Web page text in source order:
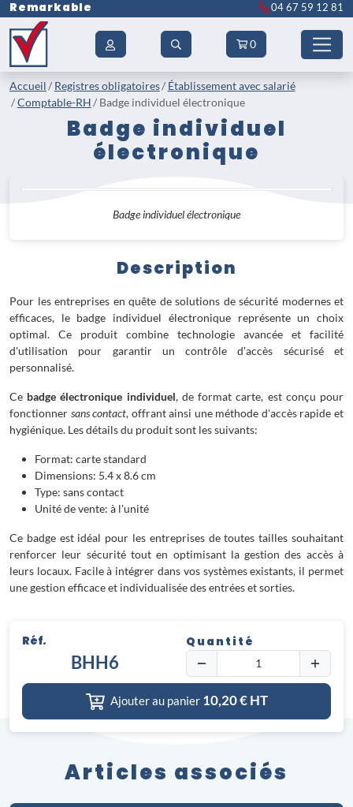
Remarkable 04 67 59 12 81
0
Accueil Registres obligatoires
Établissement avec salarié
Comptable-RH
Badge individuel électronique
Badge individuel
électronique
Badge individuel électronique
Description
Pour les entreprises en quête de solutions de sécurité modernes et
efficaces, le badge individuel électronique représente un choix
optimal. Ce produit combine technologie avancée et facilité
d'utilisation pour garantir un contrôle d'accès sécurisé et
personnalisé.
Ce badge électronique individuel, de format carte, est conçu pour
fonctionner sans contact, offrant ainsi une méthode d'accès rapide et
hygiénique. Les détails du produit sont les suivants:
Format: carte standard
Dimensions: 5.4 x 8.6 cm
Type: sans contact
Unité de vente: à l'unité
Ce badge est idéal pour les entreprises de toutes tailles souhaitant
renforcer leur sécurité tout en optimisant la gestion des accès à
leurs locaux. Facile à intégrer dans vos systèmes existants, il permet
une gestion efficace et individualisée des entrées et sorties.
Réf.
BHH6
Quantité
Ajouter au panier 10,20€ HT
Articles associés